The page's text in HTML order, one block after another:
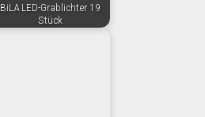
BiLA LED-Grablichter 19
Stück